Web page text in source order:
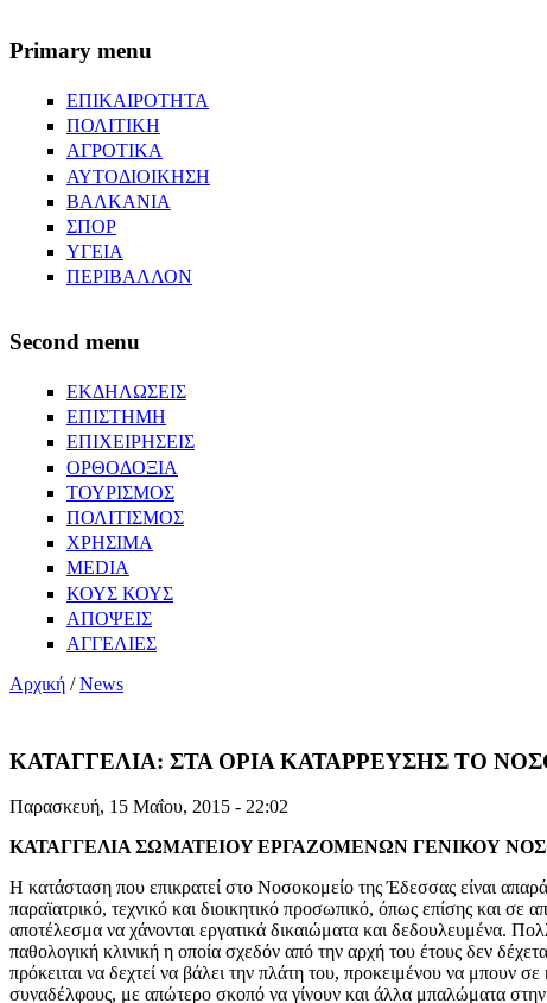
Primary menu
ΕΠΙΚΑΙΡΟΤΗΤΑ
ΠΟΛΙΤΙΚΗ
ΑΓΡΟΤΙΚΑ
ΑΥΤΟΔΙΟΙΚΗΣΗ
ΒΑΛΚΑΝΙΑ
ΣΠΟΡ
ΥΓΕΙΑ
ΠΕΡΙΒΑΛΛΟΝ
Second menu
ΕΚΔΗΛΩΣΕΙΣ
ΕΠΙΣΤΗΜΗ
ΕΠΙΧΕΙΡΗΣΕΙΣ
ΟΡΘΟΔΟΞΙΑ
ΤΟΥΡΙΣΜΟΣ
ΠΟΛΙΤΙΣΜΟΣ
ΧΡΗΣΙΜΑ
MEDIA
ΚΟΥΣ ΚΟΥΣ
ΑΠΟΨΕΙΣ
ΑΓΓΕΛΙΕΣ
Αρχική /News
ΚΑΤΑΓΓΕΛΙΑ: ΣΤΑ ΟΡΙΑ ΚΑΤΑΡΡΕΥΣΗΣ ΤΟ
Παρασκευή, 15 Μαΐου, 2015 - 22:02
ΚΑΤΑΓΓΕΛΙΑ ΣΩΜΑΤΕΙΟY ΕΡΓΑΖΟΜΕΝΩΝ ΓΕΝΙΚΟΥ
Η κατάσταση που επικρατεί στο Νοσοκομείο της Έδεσσας είναι
παραϊατρικό, τεχνικό και διοικητικό προσωπικό, όπως επίσης και σε
αποτέλεσμα να χάνονται εργατικά δικαιώματα και δεδουλευμένα.
παθολογική κλινική η οποία σχεδόν από την αρχή του έτους δεν
πρόκειται να δεχτεί να βάλει την πλάτη του, προκειμένου να μπουν
συναδέλφους, με απώτερο σκοπό να γίνουν και άλλα μπαλώματα